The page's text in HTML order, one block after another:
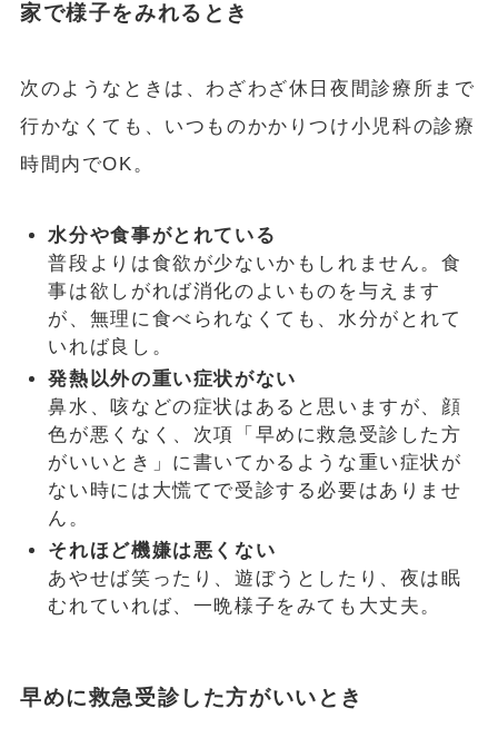
家で様子をみれるとき
次のようなときは、わざわざ休日夜間診療所まで
行かなくても、いつものかかりつけ小児科の診療
時間内でOK。
水分や食事がとれている
普段よりは食欲が少ないかもしれません。食
事は欲しがれば消化のよいものを与えます
が、無理に食べられなくても、水分がとれて
いれば良し。
発熱以外の重い症状がない
鼻水、咳などの症状はあると思いますが、顔
色が悪くなく、次項「早めに救急受診した方
がいいとき」に書いてかるような重い症状が
ない時には大慌てで受診する必要はありませ
ん。
それほど機嫌は悪くない
あやせば笑ったり、遊ぼうとしたり、夜は眠
むれていれば、一晩様子をみても大丈夫。
早めに救急受診した方がいいとき